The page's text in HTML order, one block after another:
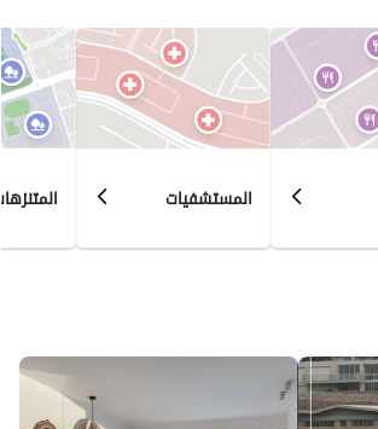
المستشفيات المتنزهات